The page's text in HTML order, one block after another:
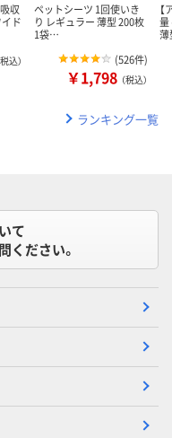
収
ド
税込）
ペットシーツ 1回使いき
り レギュラー 薄型 200枚
1袋…
(526件)
￥1,798 （税込）
量
ランキング一覧
て
ください。